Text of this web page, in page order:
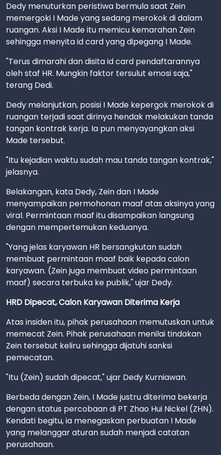
Dedy menuturkan peristiwa bermula saat Zein
memergoki I Made yang sedang merokok di dalam
ruangan. Aksi I Made itu memicu kemarahan Zein
sehingga menyita id card yang dipegang I Made.
"Terus dimarahi dan disita id card pendaftarannya
oleh staf HR. Mungkin faktor tersulut emosi saja,"
terang Dedi.
Dedy melanjutkan, posisi I Made kepergok merokok di
ruangan terjadi saat dirinya hendak melakukan tanda
tangan kontrak kerja. Ia pun menyayangkan aksi
Made tersebut.
"Itu kejadian waktu sudah mau tanda tangan kontrak,"
jelasnya.
Belakangan, kata Dedy, Zein dan I Made
menyampaikan permohonan maaf atas aksinya yang
viral. Permintaan maaf itu disampaikan langsung
dengan mempertemukan keduanya.
"Yang jelas karyawan HR bersangkutan sudah
membuat permintaan maaf baik kepada calon
karyawan. (Zein juga membuat video permintaan
maaf) secara terbuka ke publik," ujar Dedy.
HRD Dipecat, Calon Karyawan Diterima Kerja
Atas insiden itu, pihak perusahaan memutuskan untuk
memecat Zein. Pihak perusahaan menilai tindakan
Zein tersebut keliru sehingga dijatuhi sanksi
pemecatan.
"Itu (Zein) sudah dipecat," ujar Dedy Kurniawan.
Berbeda dengan Zein, I Made justru diterima bekerja
dengan status percobaan di PT Zhao Hui Nickel (ZHN).
Kendati begitu, ia menegaskan perbuatan I Made
yang melanggar aturan sudah menjadi catatan
perusahaan.